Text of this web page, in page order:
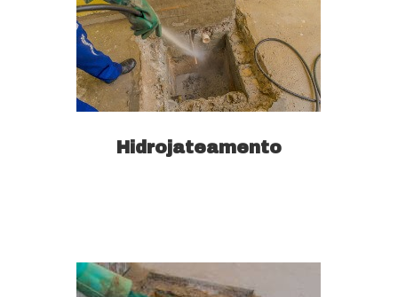
Hidrojateamento